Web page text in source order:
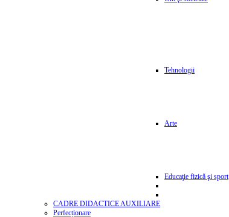
Tehnologii
Arte
Educaţie fizică şi sport
CADRE DIDACTICE AUXILIARE
Perfecționare